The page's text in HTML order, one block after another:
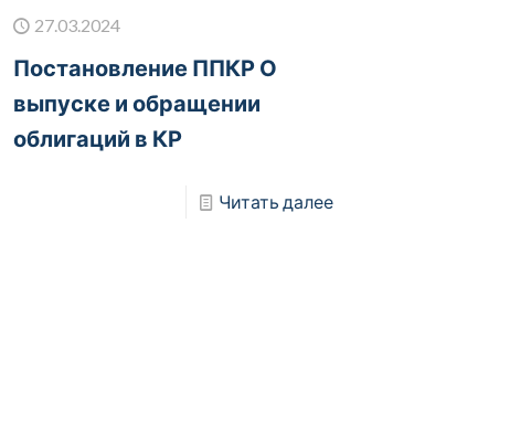
27.03.2024
Постановление ППКР О
выпуске и обращении
облигаций в КР
Читать далее